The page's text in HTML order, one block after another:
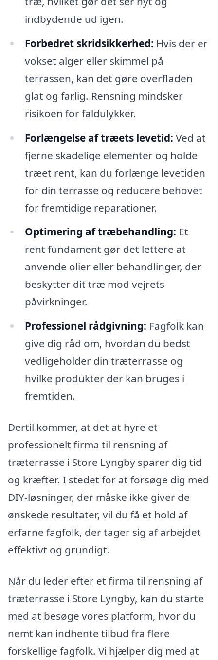
indbydende ud igen.
Forbedret skridsikkerhed: Hvis der er
vokset alger eller skimmel på
terrassen, kan det gøre overfladen
glat og farlig. Rensning mindsker
risikoen for faldulykker.
Forlængelse af træets levetid: Ved at
fjerne skadelige elementer og holde
træet rent, kan du forlænge levetiden
for din terrasse og reducere behovet
for fremtidige reparationer.
Optimering af træbehandling: Et
rent fundament gør det lettere at
anvende olier eller behandlinger, der
beskytter dit træ mod vejrets
påvirkninger.
Professionel rådgivning: Fagfolk kan
give dig råd om, hvordan du bedst
vedligeholder din træterrasse og
hvilke produkter der kan bruges i
fremtiden.
Dertil kommer, at det at hyre et
professionelt firma til rensning af
træterrasse i Store Lyngby sparer dig tid
og kræfter. I stedet for at forsøge dig med
DIY-løsninger, der måske ikke giver de
ønskede resultater, vil du få et hold af
erfarne fagfolk, der tager sig af arbejdet
effektivt og grundigt.
Når du leder efter et firma til rensning af
træterrasse i Store Lyngby, kan du starte
med at besøge vores platform, hvor du
nemt kan indhente tilbud fra flere
forskellige fagfolk. Vi hjælper dig med at